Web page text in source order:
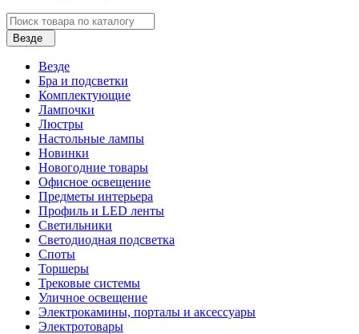
Везде
Везде
Бра и подсветки
Комплектующие
Лампочки
Люстры
Настольные лампы
Новинки
Новогодние товары
Офисное освещение
Предметы интерьера
Профиль и LED ленты
Светильники
Светодиодная подсветка
Споты
Торшеры
Трековые системы
Уличное освещение
Электрокамины, порталы и аксессуары
Электротовары